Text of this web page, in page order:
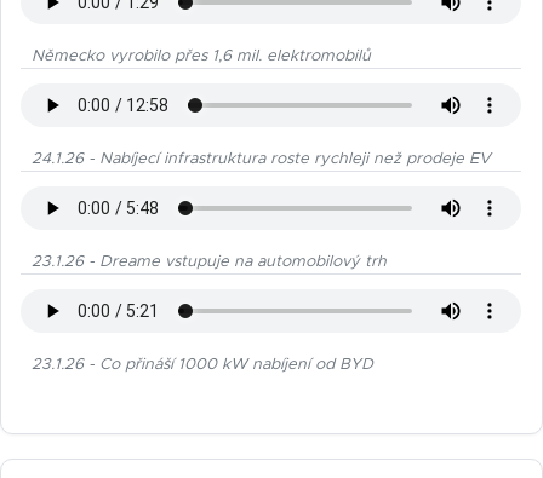
Německo vyrobilo přes 1,6 mil. elektromobilů
24.1.26 - Nabíjecí infrastruktura roste rychleji než prodeje EV
23.1.26 - Dreame vstupuje na automobilový trh
23.1.26 - Co přináší 1000 kW nabíjení od BYD